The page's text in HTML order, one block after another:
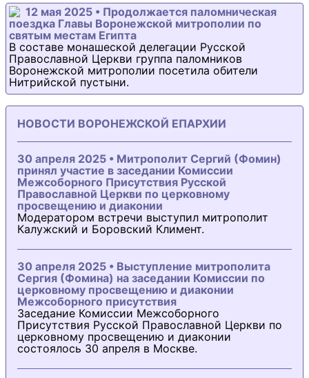
12 мая 2025 • Продолжается паломническая
поездка Главы Воронежской митрополии по
святым местам Египта
В составе монашеской делегации Русской
Православной Церкви группа паломников
Воронежской митрополии посетила обители
Нитрийской пустыни.
НОВОСТИ ВОРОНЕЖСКОЙ ЕПАРХИИ
30 апреля 2025 • Митрополит Сергий (Фомин)
принял участие в заседании Комиссии
Межсоборного Присутствия Русской
Православной Церкви по церковному
просвещению и диаконии
Модератором встречи выступил митрополит
Калужский и Боровский Климент.
30 апреля 2025 • Выступление митрополита
Сергия (Фомина) на заседании Комиссии по
церковному просвещению и диаконии
Межсоборного присутствия
Заседание Комиссии Межсоборного
Присутствия Русской Православной Церкви по
церковному просвещению и диаконии
состоялось 30 апреля в Москве.